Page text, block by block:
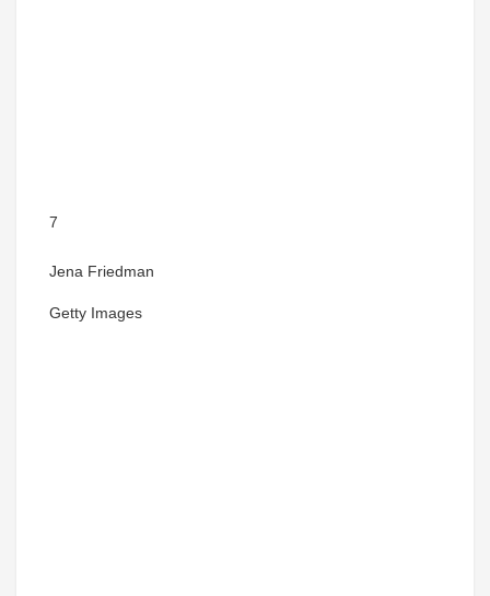
7
Jena Friedman
Getty Images